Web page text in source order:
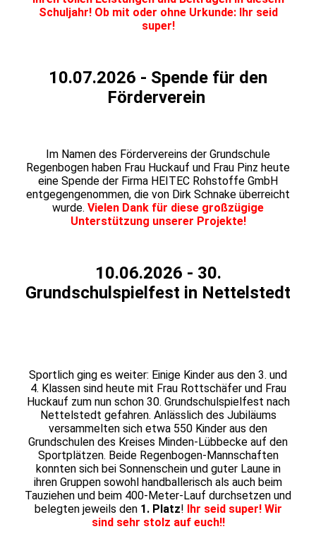
Schuljahr! Ob mit oder ohne Urkunde: Ihr seid
super!
10.07.2026 - Spende für den
Förderverein
Im Namen des Fördervereins der Grundschule
Regenbogen haben Frau Huckauf und Frau Pinz heute
eine Spende der Firma HEITEC Rohstoffe GmbH
entgegengenommen, die von Dirk Schnake überreicht
wurde. Vielen Dank für diese großzügige
Unterstützung unserer Projekte!
10.06.2026 - 30.
Grundschulspielfest in Nettelstedt
Sportlich ging es weiter: Einige Kinder aus den 3. und
4. Klassen sind heute mit Frau Rottschäfer und Frau
Huckauf zum nun schon 30. Grundschulspielfest nach
Nettelstedt gefahren. Anlässlich des Jubiläums
versammelten sich etwa 550 Kinder aus den
Grundschulen des Kreises Minden-Lübbecke auf den
Sportplätzen. Beide Regenbogen-Mannschaften
konnten sich bei Sonnenschein und guter Laune in
ihren Gruppen sowohl handballerisch als auch beim
Tauziehen und beim 400-Meter-Lauf durchsetzen und
belegten jeweils den 1. Platz! Ihr seid super! Wir
sind sehr stolz auf euch!!